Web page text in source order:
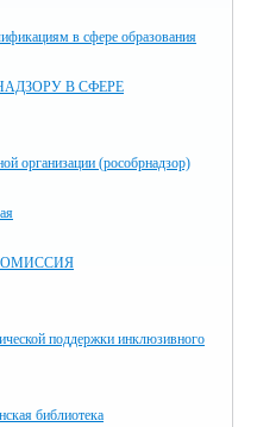
в сфере образования
В СФЕРЕ
организации (рособрнадзор)
поддержки инклюзивного
библиотека